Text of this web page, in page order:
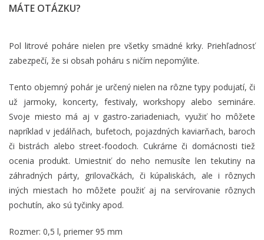
MÁTE OTÁZKU?
Pol litrové poháre nielen pre všetky smädné krky. Priehľadnosť
zabezpečí, že si obsah poháru s ničím nepomýlite.
Tento objemný pohár je určený nielen na rôzne typy podujatí, či
už jarmoky, koncerty, festivaly, workshopy alebo semináre.
Svoje miesto má aj v gastro-zariadeniach, využiť ho môžete
napríklad v jedálňach, bufetoch, pojazdných kaviarňach, baroch
či bistrách alebo street-foodoch. Cukrárne či domácnosti tiež
ocenia produkt. Umiestniť do neho nemusíte len tekutiny na
záhradných párty, grilovačkách, či kúpaliskách, ale i rôznych
iných miestach ho môžete použiť aj na servírovanie rôznych
pochutín, ako sú tyčinky apod.
Rozmer: 0,5 l, priemer 95 mm